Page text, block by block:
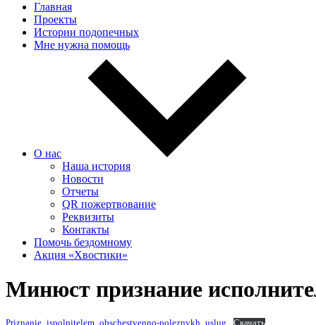
Главная
Проекты
Истории подопечных
Мне нужна помощь
О нас
Наша история
Новости
Отчеты
QR пожертвование
Реквизиты
Контакты
Помочь бездомному
Акция «Хвостики»
Минюст признание
Priznanie_ispolnitelem_obschestvenno-poleznykh_uslug Скачать